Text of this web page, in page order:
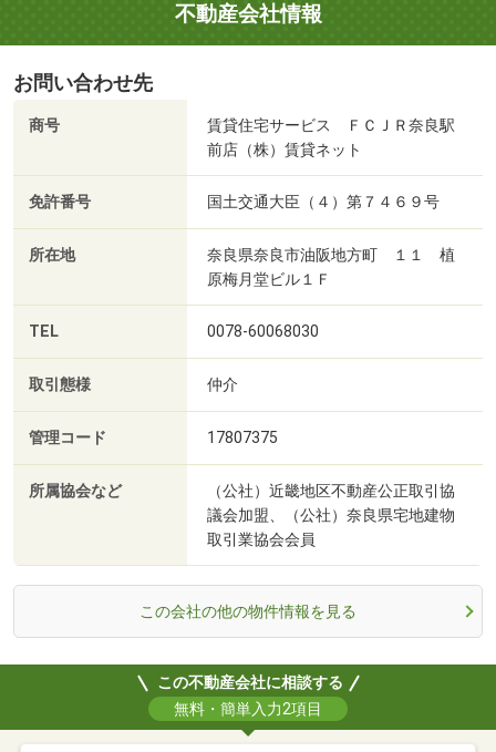
不動産会社情報
お問い合わせ先
商号
賃貸住宅サービス ＦＣＪＲ奈良駅
前店（株）賃貸ネット
免許番号 国土交通大臣（４）第７４６９号
所在地
奈良県奈良市油阪地方町 １１ 植
原梅月堂ビル１Ｆ
TEL 0078-60068030
取引態様 仲介
管理コード 17807375
所属協会など
（公社）近畿地区不動産公正取引協
議会加盟、（公社）奈良県宅地建物
取引業協会会員
この会社の他の物件情報を見る
この不動産会社に相談する
無料・簡単入力2項目